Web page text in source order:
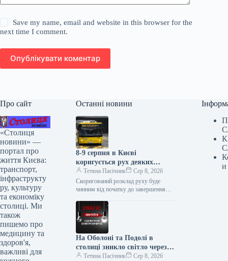
Save my name, email and website in this browser for the
next time I comment.
Опублікувати коментар
Про сайт
«Столиця
новини» —
портал про
життя Києва:
транспорт,
інфраструкту
ру, культуру
та економіку
столиці. Ми
також
пишемо про
медицину та
здоров'я,
важливі для
Останні новини
8-9 серпня в Києві
коригується рух деяких
автобусів та тролейбуса № 34:
повний список
Тетяна Пасічник
Сер 8, 2026
Скоригований розклад руху буде
чинним від початку до завершення
серпня, у столиці…
На Оболоні та Подолі в
столиці зникло світло через
аварійну ситуацію
Тетяна Пасічник Сер 8, 2026
и